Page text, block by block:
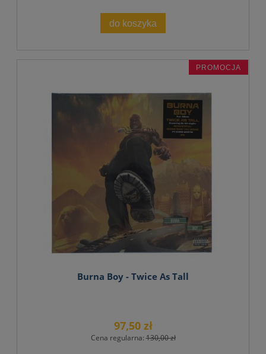
do koszyka
Burna Boy - Twice As Tall
97,50 zł
Cena regularna:130,00 zł
PROMOCJA